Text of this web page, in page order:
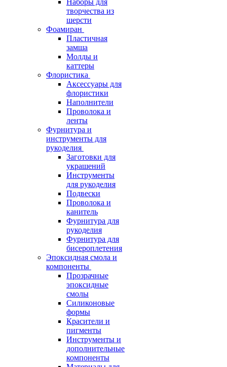
Наборы для
творчества из
шерсти
Фоамиран
Пластичная
замша
Молды и
каттеры
Флористика
Аксессуары для
флористики
Наполнители
Проволока и
ленты
Фурнитура и
инструменты для
рукоделия
Заготовки для
украшений
Инструменты
для рукоделия
Подвески
Проволока и
канитель
Фурнитура для
рукоделия
Фурнитура для
бисероплетения
Эпоксидная смола и
компоненты
Прозрачные
эпоксидные
смолы
Силиконовые
формы
Красители и
пигменты
Инструменты и
дополнительные
компоненты